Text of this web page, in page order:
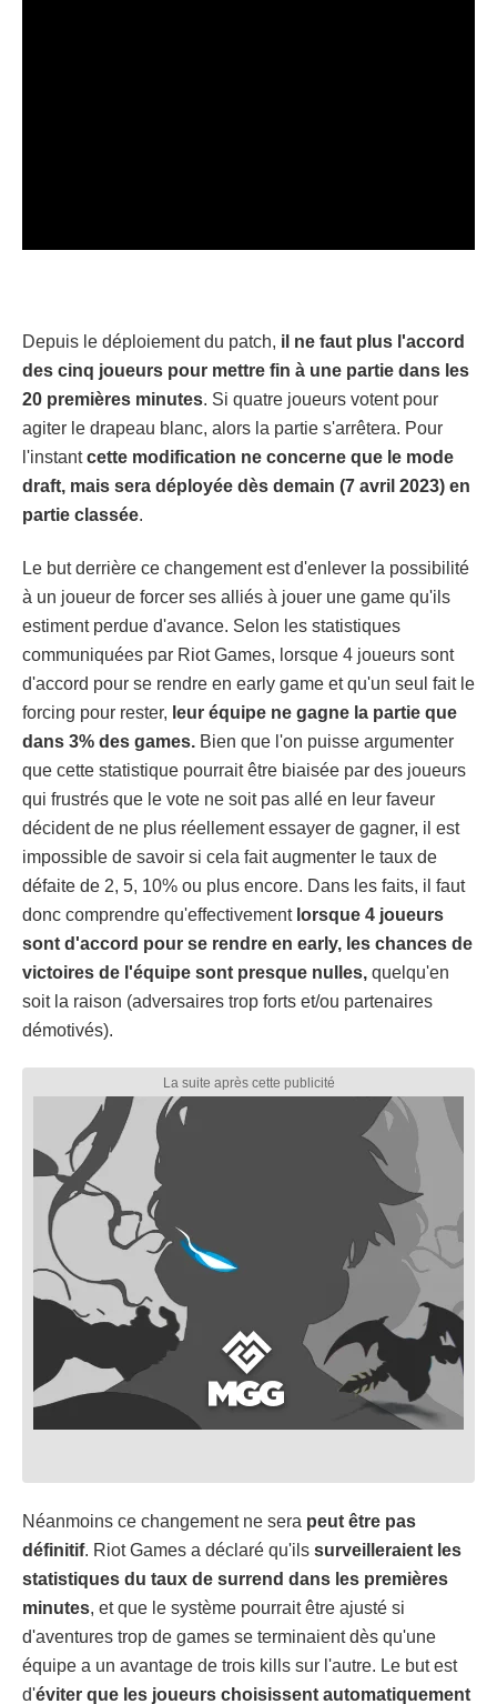
Depuis le déploiement du patch, il ne faut plus l'accord
des cinq joueurs pour mettre fin à une partie dans les
20 premières minutes. Si quatre joueurs votent pour
agiter le drapeau blanc, alors la partie s'arrêtera. Pour
l'instantcette modification ne concerne que le mode
draft, mais sera déployée dès demain (7 avril 2023) en
partie classée.
Le but derrière ce changement est d'enlever la possibilité
à un joueur de forcer ses alliés à jouer une game qu'ils
estiment perdue d'avance. Selon les statistiques
communiquées par Riot Games, lorsque 4 joueurs sont
d'accord pour se rendre en early game et qu'un seul fait le
forcing pour rester, leur équipe ne gagne la partie que
dans 3% des games. Bien que l'on puisse argumenter
que cette statistique pourrait être biaisée par des joueurs
qui frustrés que le vote ne soit pas allé en leur faveur
décident de ne plus réellement essayer de gagner, il est
impossible de savoir si cela fait augmenter le taux de
défaite de 2, 5, 10% ou plus encore. Dans les faits, il faut
donc comprendre qu'effectivement lorsque 4 joueurs
sont d'accord pour se rendre en early, les chances de
victoires de l'équipe sont presque nulles, quelqu'en
soit la raison (adversaires trop forts et/ou partenaires
démotivés).
Néanmoins ce changement ne sera peut être pas
définitif. Riot Games a déclaré qu'ils surveilleraient les
statistiques du taux de surrend dans les premières
minutes, et que le système pourrait être ajusté si
d'aventures trop de games se terminaient dès qu'une
équipe a un avantage de trois kills sur l'autre. Le but est
d'éviter que les joueurs choisissent automatiquement